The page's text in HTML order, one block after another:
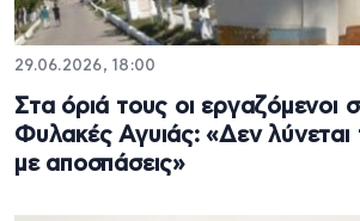
29.06.2026, 18:00
Στα όριά τους οι εργαζόμενοι
Φυλακές Αγυιάς: «Δεν
με αποσπάσεις»